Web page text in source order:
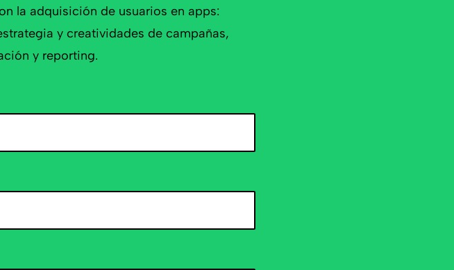
la adquisición de usuarios en apps:
y creatividades de campañas,
y reporting.